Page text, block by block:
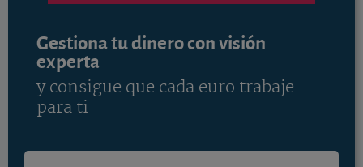
Gestiona tu dinero con visión
experta
y consigue que cada euro trabaje
para ti